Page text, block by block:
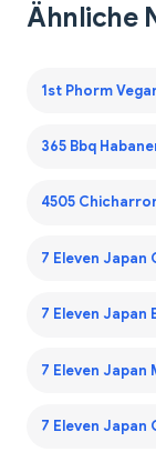
Ähnliche
1st Phorm
365 Bbq
4505
7 Eleven Japan
7 Eleven Japan
7 Eleven Japan
7 Eleven Japan